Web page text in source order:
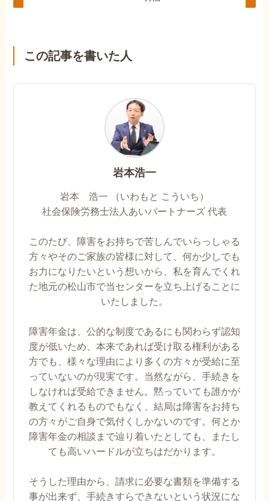
この記事を書いた人
岩本浩一
岩本 浩一 （いわもと こういち）
社会保険労務士法人あいパートナーズ 代表
このたび、障害をお持ちで苦しんでいらっしゃる
方々やそのご家族の皆様に対して、何か少しでも
お力になりたいという想いから、私を育んでくれ
た地元の松山市で当センターを立ち上げることに
いたしました。
障害年金は、公的な制度であるにも関わらず認知
度が低いため、本来であれば受け取る権利がある
方でも、様々な理由により多くの方々が受給に至
っていないのが現実です。当然ながら、手続きを
しなければ受給できません。黙っていても誰かが
教えてくれるものでもなく、結局は障害をお持ち
の方々がご自身で気付くしかないのです。何とか
障害年金の相談まで辿り着いたとしても、またし
ても高いハードルが立ちはだかります。
そうした理由から、請求に必要な書類を準備する
事が出来ず、手続きすらできないという状況にな